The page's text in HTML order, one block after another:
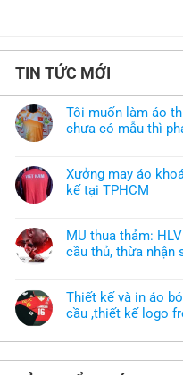
TIN TỨC MỚI
Tôi muốn làm áo
chưa có mẫu thì
bình
luận
ở
Tôi
áo
thun
đồng
có
mẫu
thì
Xưởng may áo
kế tại TPHCM
bình
luận
ở
Xưởng
khoác
theo
yêu
kế
MU thua thảm:
cầu thủ, thừa nhận
bình
luận
ở
MU
thảm:
Ten
Thiết kế và in áo
cầu ,thiết kế logo
có
luận